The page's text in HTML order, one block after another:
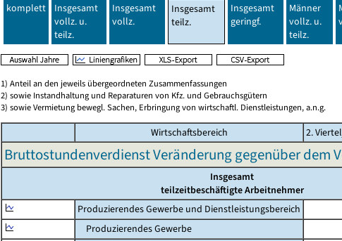
komplett
Insgesamt
vollz. u.
teilz.
Insgesamt
vollz.
Insgesamt
teilz.
Insgesamt
geringf.
Männer
vollz. u.
teilz.
1) Anteil an den jeweils übergeordneten Zusammenfassungen
2) sowie Instandhaltung und Reparaturen von Kfz. und Gebrauchsgütern
3) sowie Vermietung bewegl. Sachen, Erbringung von wirtschaftl. Dienstleistungen, a.n.g.
Wirtschaftsbereich 2.
Bruttostundenverdienst Veränderung gegenüber dem
Insgesamt
teilzeitbeschäftigte Arbeitnehmer
Produzierendes Gewerbe und Dienstleistungsbereich
Produzierendes Gewerbe